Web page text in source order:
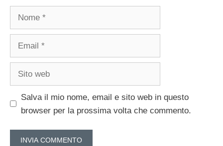
Nome
Email
Sito
Salva il mio nome, email e sito web in questo
browser per la prossima volta che commento.